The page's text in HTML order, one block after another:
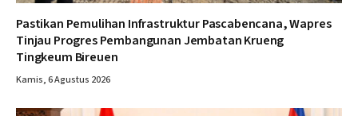
Pastikan Pemulihan Infrastruktur Pascabencana, Wapres
Tinjau Progres Pembangunan Jembatan Krueng
Tingkeum Bireuen
Kamis, 6 Agustus 2026